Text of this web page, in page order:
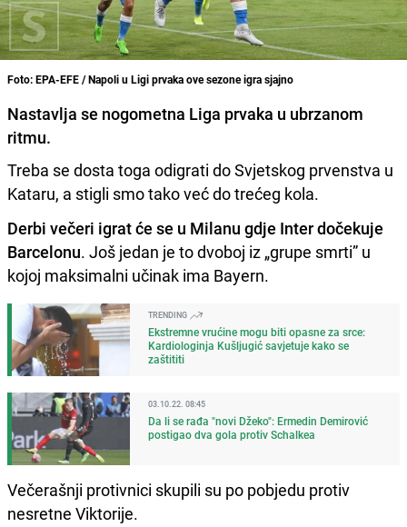
Foto: EPA-EFE / Napoli u Ligi prvaka ove sezone igra sjajno
Nastavlja se nogometna Liga prvaka u ubrzanom
ritmu.
Treba se dosta toga odigrati do Svjetskog prvenstva u
Kataru, a stigli smo tako već do trećeg kola.
Derbi večeri igrat će se u Milanu gdje Inter dočekuje
Barcelonu. Još jedan je to dvoboj iz „grupe smrti” u
kojoj maksimalni učinak ima Bayern.
TRENDING
Ekstremne vrućine mogu biti opasne za srce:
Kardiologinja Kušljugić savjetuje kako se
zaštititi
03.10.22. 08:45
Da li se rađa "novi Džeko": Ermedin Demirović
postigao dva gola protiv Schalkea
Večerašnji protivnici skupili su po pobjedu protiv
nesretne Viktorije.